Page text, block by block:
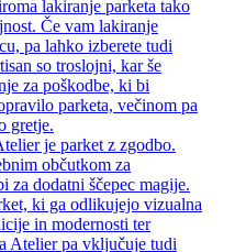
lakiranje parketa tako
Če vam lakiranje
pa lahko izberete tudi
so troslojni, kar še
za poškodbe, ki bi
parketa, večinom pa
gretje.
je parket z zgodbo.
občutkom za
za dodatni ščepec magije.
ki ga odlikujejo vizualna
in modernosti ter
Atelier pa vključuje tudi